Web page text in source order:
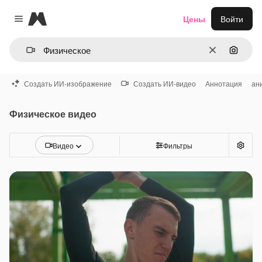
Close menu
Magnific
ОчиститьПоиск
Цены Войти
Создать ИИ-изображение Создать ИИ-видео Аннотация
Физическое видео
Видео Фильтры